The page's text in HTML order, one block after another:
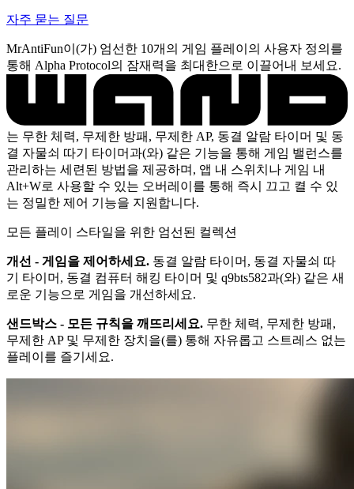
자주 묻는 질문
MrAntiFun이(가) 엄선한 10개의 게임 플레이의 사용자 정의를
통해 Alpha Protocol의 잠재력을 최대한으로 이끌어내 보세요.
는 무한 체력, 무제한 방패, 무제한 AP, 동결 알람 타이머 및 동
결 자물쇠 따기 타이머과(와) 같은 기능을 통해 게임 밸런스를
관리하는 세련된 방법을 제공하며, 앱 내 스위치나 게임 내
Alt+W로 사용할 수 있는 오버레이를 통해 즉시 끄고 켤 수 있
는 정밀한 제어 기능을 지원합니다.
모든 플레이 스타일을 위한 엄선된 컬렉션
개선 - 게임을 제어하세요. 동결 알람 타이머, 동결 자물쇠 따
기 타이머, 동결 컴퓨터 해킹 타이머 및 q9bts582과(와) 같은 새
로운 기능으로 게임을 개선하세요.
샌드박스 - 모든 규칙을 깨뜨리세요. 무한 체력, 무제한 방패,
무제한 AP 및 무제한 장치을(를) 통해 자유롭고 스트레스 없는
플레이를 즐기세요.